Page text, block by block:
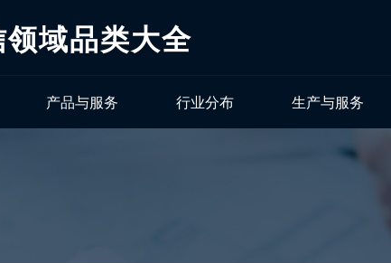
域品类大全
产品与服务 行业分布 生产与服务